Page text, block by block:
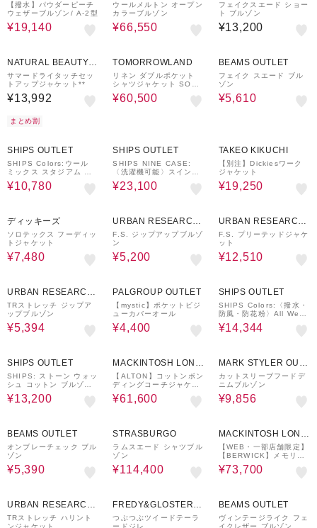
【撥水】パウダーピーチ
ウェザーブルゾン/ A-2型
¥19,140
ウールメルトン オープン
カラーブルゾン
¥66,550
フェイクスエード ショー
ト ブルゾン
¥13,200
NATURAL BEAUTY B
ASIC
サマードライタッチセッ
トアップジャケット**
¥13,992
まとめ割
TOMORROWLAND
リネン ダブルポケット
シャツジャケット SOLB
IATI
¥60,500
BEAMS OUTLET
フェイク スエード ブル
ゾン
¥5,610
SHIPS OUTLET
SHIPS Colors:ウール
ミックス スタジアム ブ
ルゾン
¥10,780
SHIPS OUTLET
SHIPS NINE CASE:
〈洗濯機可能〉スイング
トップ
¥23,100
TAKEO KIKUCHI
【別注】Dickiesワーク
ジャケット
¥19,250
ディッキーズ
ソロテックス フーディッ
トジャケット
¥7,480
URBAN RESEARCH
ware house
F.S. ジップアップブルゾ
ン
¥5,200
URBAN RESEARCH
ware house
F.S. プリーテッドジャケ
ット
¥12,510
URBAN RESEARCH
ware house
TRストレッチ ジップア
ップブルゾン
¥5,394
PALGROUP OUTLET
【mystic】ポケットビジ
ューカバーオール
¥4,400
SHIPS OUTLET
SHIPS Colors:〈撥水・
防風・防花粉〉All Weat
her Tex 中綿 ブルゾン
¥14,344
SHIPS OUTLET
SHIPS: ストーン ウォッ
シュ コットン ブルゾン
(セットアップ対応)
¥13,200
MACKINTOSH LOND
ON
【ALTON】コットンボン
ディングコーチジャケッ
ト
¥61,600
MARK STYLER OUT
LET
カットスリーブフードデ
ニムブルゾン
¥9,856
BEAMS OUTLET
オンブレーチェック ブル
ゾン
¥5,390
STRASBURGO
ラムスエード シャツブル
ゾン
¥114,400
MACKINTOSH LOND
ON
【WEB・一部店舗限定】
【BERWICK】メモリー
ストレッチフーデッドブ
ルゾン
¥73,700
URBAN RESEARCH
ware house
TRストレッチ ハリント
ンジャケット
FREDY&GLOSTER O
UTLET
つぶつぶツイードテーラ
ードジレ
BEAMS OUTLET
ヴィンテージライク フェ
イクレザー ブルゾン